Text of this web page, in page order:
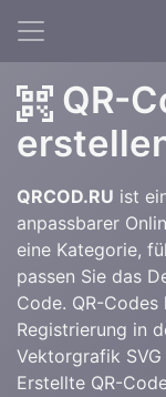
QR-
QRCOD.RU ist
anpassbarer
eine Kategorie,
passen Sie das
Code. QR-
Registrierung in
Vektorgrafik
Erstellte QR-